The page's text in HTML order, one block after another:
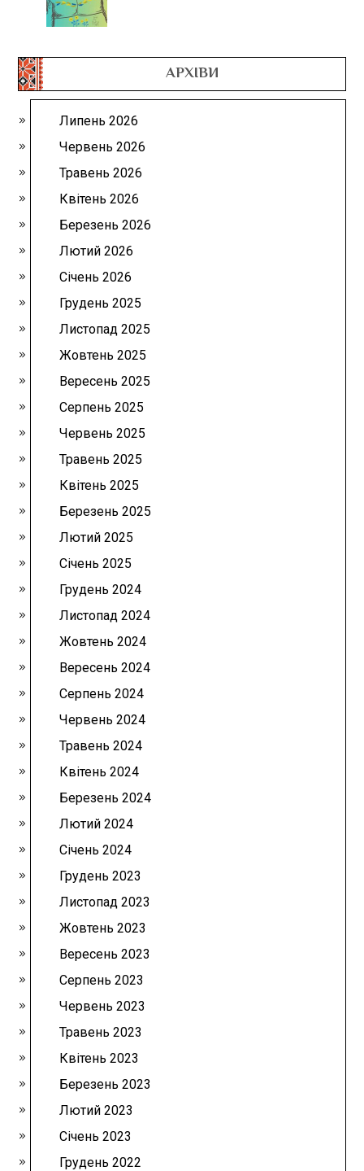
АРХІВИ
Липень 2026
Червень 2026
Травень 2026
Квітень 2026
Березень 2026
Лютий 2026
Січень 2026
Грудень 2025
Листопад 2025
Жовтень 2025
Вересень 2025
Серпень 2025
Червень 2025
Травень 2025
Квітень 2025
Березень 2025
Лютий 2025
Січень 2025
Грудень 2024
Листопад 2024
Жовтень 2024
Вересень 2024
Серпень 2024
Червень 2024
Травень 2024
Квітень 2024
Березень 2024
Лютий 2024
Січень 2024
Грудень 2023
Листопад 2023
Жовтень 2023
Вересень 2023
Серпень 2023
Червень 2023
Травень 2023
Квітень 2023
Березень 2023
Лютий 2023
Січень 2023
Грудень 2022